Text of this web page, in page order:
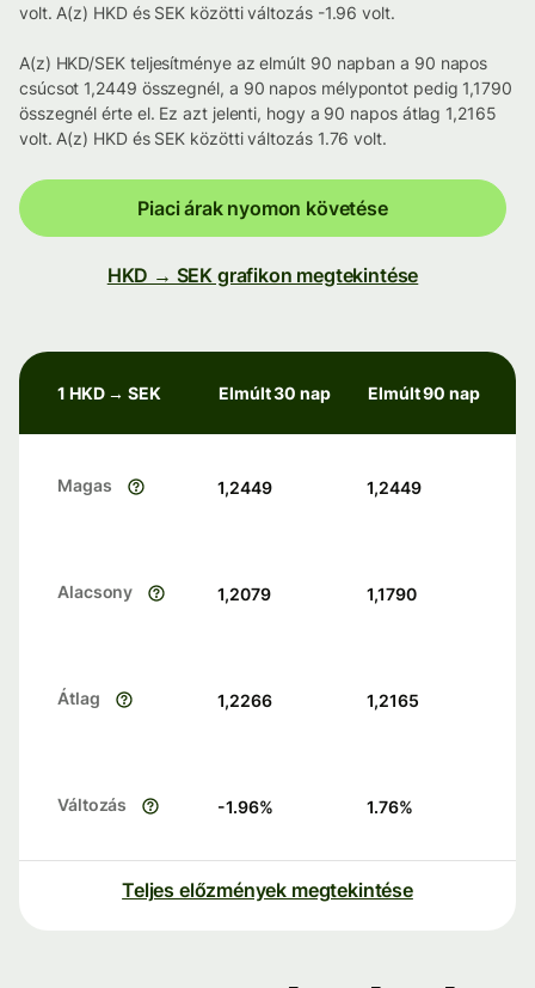
volt. A(z) HKD és SEK közötti változás -1.96 volt.
A(z) HKD/SEK teljesítménye az elmúlt 90 napban a 90 napos
csúcsot 1,2449 összegnél, a 90 napos mélypontot pedig 1,1790
összegnél érte el. Ez azt jelenti, hogy a 90 napos átlag 1,2165
volt. A(z) HKD és SEK közötti változás 1.76 volt.
Piaci árak nyomon követése
HKD → SEK grafikon megtekintése
1 HKD → SEK Elmúlt 30 nap Elmúlt 90 nap
Magas 1,2449 1,2449
Alacsony 1,2079 1,1790
Átlag 1,2266 1,2165
Változás -1.96% 1.76%
Teljes előzmények megtekintése